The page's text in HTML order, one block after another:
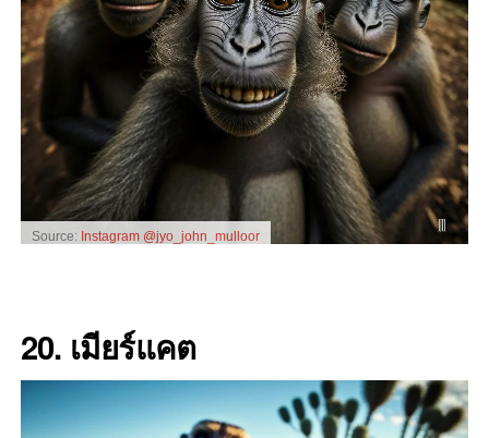
Source: Instagram @jyo_john_mulloor
20. เมียร์แคต